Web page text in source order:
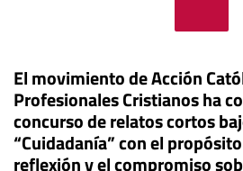
El movimiento de Acción
Profesionales Cristianos ha
concurso de relatos cortos
“Cuidadanía” con el
reflexión y el compromiso